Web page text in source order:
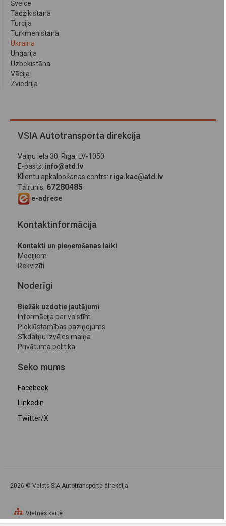
Šveice
Tadžikistāna
Turcija
Turkmenistāna
Ukraina
Ungārija
Uzbekistāna
Vācija
Zviedrija
VSIA Autotransporta direkcija
Vaļņu iela 30, Rīga, LV-1050
E-pasts: info@atd.lv
Klientu apkalpošanas centrs: riga.kac@atd.lv
Tālrunis: 67280485
e-adrese
Kontaktinformācija
Kontakti un pieņemšanas laiki
Medijiem
Rekvizīti
Noderīgi
Biežāk uzdotie jautājumi
Informācija par valstīm
Piekļūstamības paziņojums
Sīkdatņu izvēles maiņa
Privātuma politika
Seko mums
Facebook
LinkedIn
Twitter/X
2026 © Valsts SIA Autotransporta direkcija
Vietnes karte